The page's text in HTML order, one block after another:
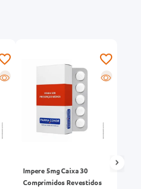
R R
Impere 5mg Caixa 30
Comprimidos Revestidos